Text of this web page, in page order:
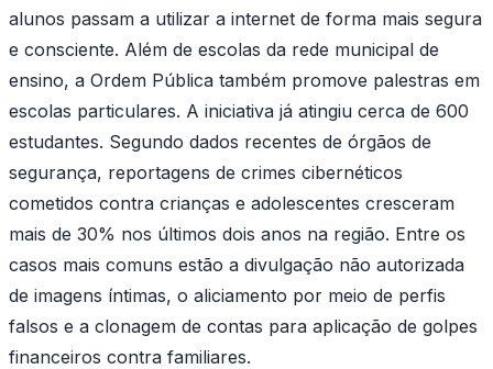
alunos passam a utilizar a internet de forma mais segura
e consciente. Além de escolas da rede municipal de
ensino, a Ordem Pública também promove palestras em
escolas particulares. A iniciativa já atingiu cerca de 600
estudantes. Segundo dados recentes de órgãos de
segurança, reportagens de crimes cibernéticos
cometidos contra crianças e adolescentes cresceram
mais de 30% nos últimos dois anos na região. Entre os
casos mais comuns estão a divulgação não autorizada
de imagens íntimas, o aliciamento por meio de perfis
falsos e a clonagem de contas para aplicação de golpes
financeiros contra familiares.